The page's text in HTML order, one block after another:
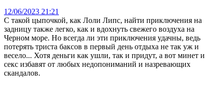
12/06/2023 21:21
С такой цыпочкой, как Лоли Липс, найти приключения на
задницу также легко, как и вдохнуть свежего воздуха на
Черном море. Но всегда ли эти приключения удачны, ведь
потерять триста баксов в первый день отдыха не так уж и
весело... Хотя деньги как ушли, так и придут, а вот минет и
секс избавят от любых недопониманий и назревающих
скандалов.